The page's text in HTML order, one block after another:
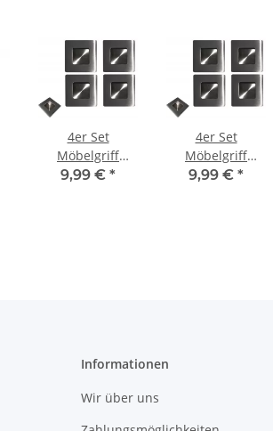
4er Set
Möbelgriff
Edelstahl in 5
9,99 € *
4er Set
Möbelgriff
Edelstahl in 4
9,99 € *
Informationen
Wir über uns